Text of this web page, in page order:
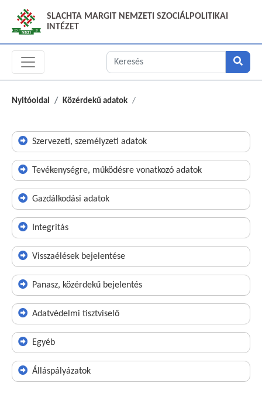
SLACHTA MARGIT NEMZETI SZOCIÁLPOLITIKAI
INTÉZET
Nyitóoldal Közérdekű adatok
Szervezeti, személyzeti adatok
Tevékenységre, működésre vonatkozó adatok
Gazdálkodási adatok
Integritás
Visszaélések bejelentése
Panasz, közérdekű bejelentés
Adatvédelmi tisztviselő
Egyéb
Álláspályázatok